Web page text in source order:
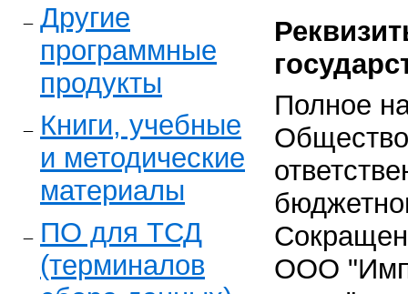
Другие
программные
продукты
Книги, учебные
и методические
материалы
ПО для ТСД
(терминалов
Полное
ООО